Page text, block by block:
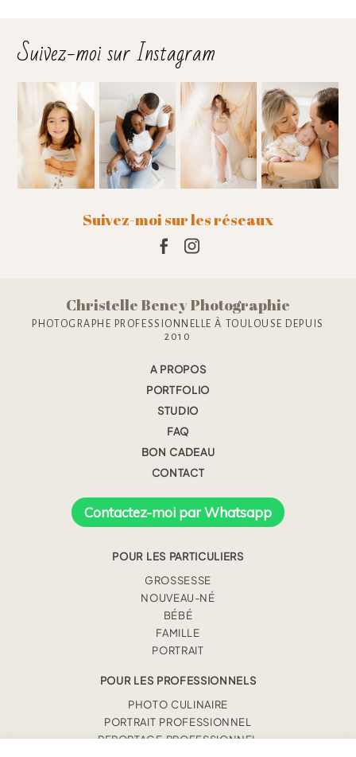
Ajouter un commentaire
Suivez-moi sur Instagram
Suivez-moi sur les réseaux
Christelle Beney Photographie
PHOTOGRAPHE PROFESSIONNELLE À TOULOUSE DEPUIS
2010
A PROPOS
PORTFOLIO
STUDIO
FAQ
BON CADEAU
CONTACT
Contactez-moi par Whatsapp
POUR LES PARTICULIERS
GROSSESSE
NOUVEAU-NÉ
BÉBÉ
FAMILLE
PORTRAIT
POUR LES PROFESSIONNELS
PHOTO CULINAIRE
PORTRAIT PROFESSIONNEL
REPORTAGE PROFESSIONNEL